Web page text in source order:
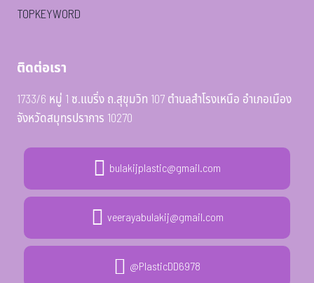
TOPKEYWORD
ติดต่อเรา
1733/6 หมู่ 1 ซ.แบริ่ง ถ.สุขุมวิท 107 ตำบลสำโรงเหนือ อำเภอเมือง
จังหวัดสมุทรปราการ 10270
bulakijplastic@gmail.com
veerayabulakij@gmail.com
@PlasticDD6978